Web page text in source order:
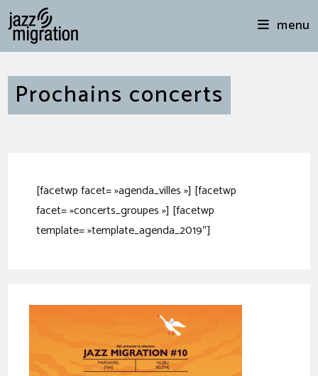
menu
Prochains concerts
[facetwp facet= »agenda_villes »] [facetwp
facet= »concerts_groupes »] [facetwp
template= »template_agenda_2019″]